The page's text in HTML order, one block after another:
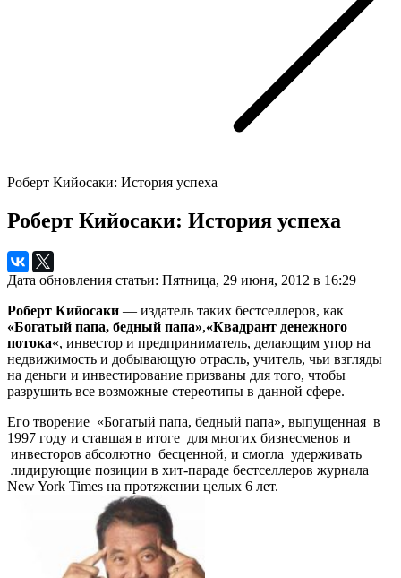
Роберт Кийосаки: История успеха
Роберт Кийосаки: История успеха
Дата обновления статьи: Пятница, 29 июня, 2012 в 16:29
Роберт Кийосаки — издатель таких бестселлеров, как
«Богатый папа, бедный папа»,«Квадрант денежного
потока«, инвестор и предприниматель, делающим упор на
недвижимость и добывающую отрасль, учитель, чьи взгляды
на деньги и инвестирование призваны для того, чтобы
разрушить все возможные стереотипы в данной сфере.
Его творение «Богатый папа, бедный папа», выпущенная в
1997 году и ставшая в итоге для многих бизнесменов и
инвесторов абсолютно бесценной, и смогла удерживать
лидирующие позиции в хит-параде бестселлеров журнала
New York Times на протяжении целых 6 лет.